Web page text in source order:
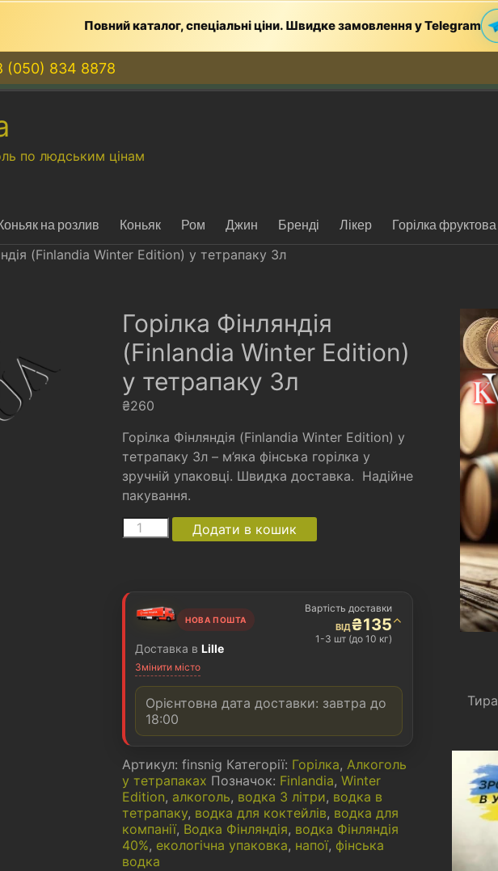
по людським цінам
на розлив Коньяк Ром Джин Бренді Лікер Горілка фруктова
(Finlandia Winter Edition) у тетрапаку 3л
Горілка Фінляндія
(Finlandia Winter Edition)
у тетрапаку 3л
₴260
Горілка Фінляндія (Finlandia Winter Edition) у
тетрапаку 3л – м’яка фінська горілка у
зручній упаковці. Швидка доставка. Надійне
пакування.
Горілка
Фінляндія
у
тетрапаку
кількість
Додати в кошик
n
t
e
:
НОВА ПОШТА
Доставка в Lille
Змінити місто
Вартість доставки
ВІД₴135
1-3 шт (до 10 кг)
⌃
Орієнтовна дата доставки: завтра до
18:00
Артикул: finsnig Категорії: Горілка, Алкоголь
у тетрапаках Позначок: Finlandia, Winter
Edition, алкоголь, водка 3 літри, водка в
тетрапаку, водка для коктейлів, водка для
компанії, Водка Фінляндія, водка Фінляндія
40%, екологічна упаковка, напої, фінська
водка
Повний каталог, спеціальні ціни. Швидке замовлення у Telegram
(050) 834 8878